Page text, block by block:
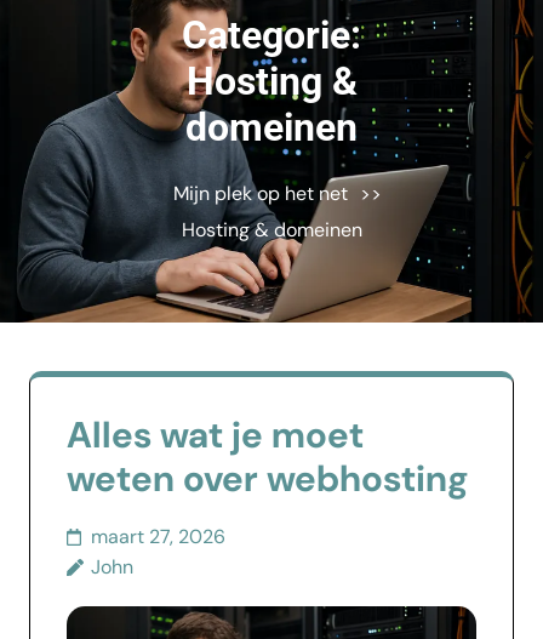
Categorie:
Hosting &
domeinen
Mijn plek op het net >>
Hosting & domeinen
Alles wat je moet
weten over webhosting
maart 27, 2026
John